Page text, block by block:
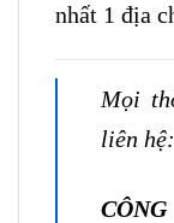
nhất 1 địa
Mọi
liên hệ: